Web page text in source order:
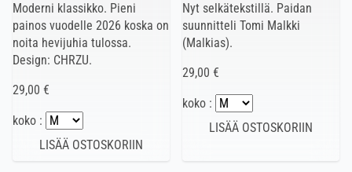
Moderni klassikko. Pieni
painos vuodelle 2026 koska on
noita hevijuhia tulossa.
Design: CHRZU.
29,00 €
koko :
Nyt selkätekstillä. Paidan
suunnitteli Tomi Malkki
(Malkias).
29,00 €
koko :